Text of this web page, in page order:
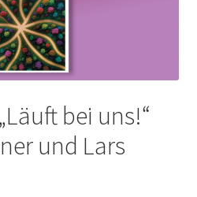
bei uns!“
und Lars